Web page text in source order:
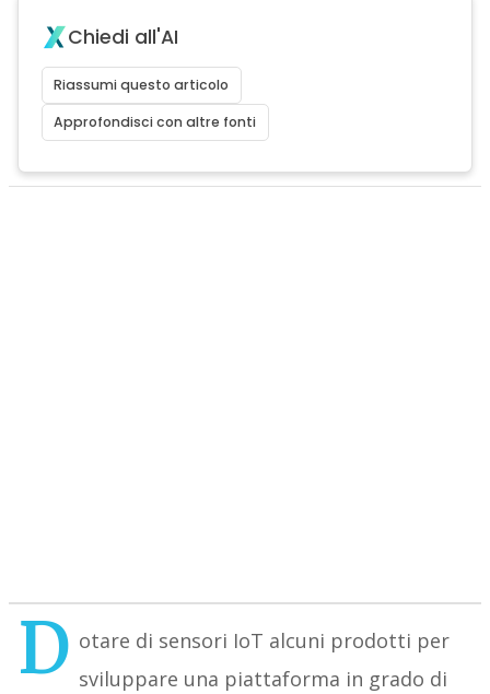
Chiedi all'AI
Riassumi questo articolo
Approfondisci con altre fonti
D otare di sensori IoT alcuni prodotti per
sviluppare una piattaforma in grado di